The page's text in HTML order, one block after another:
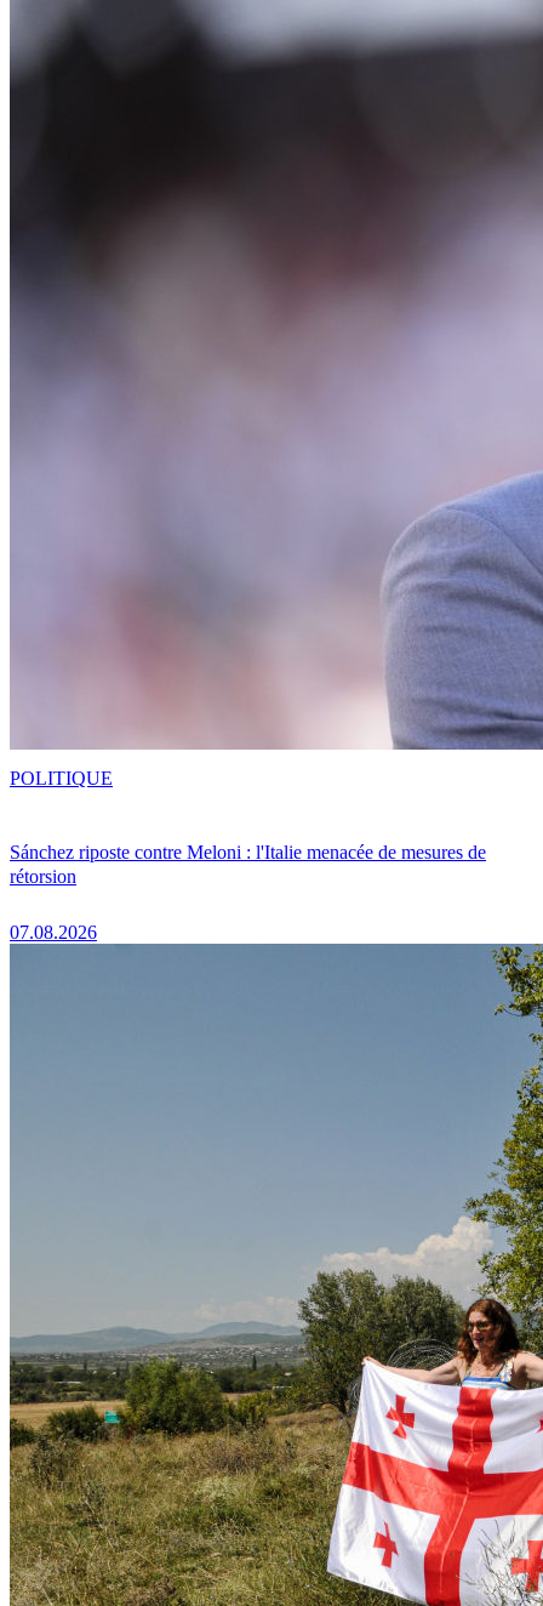
Sánchez riposte contre Meloni : l'Italie menacée de mesures de
rétorsion
07.08.2026
POLITIQUE